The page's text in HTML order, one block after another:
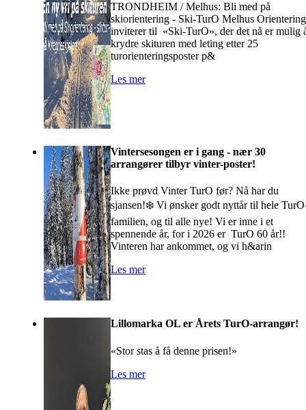
TRONDHEIM / Melhus: Bli med på
skiorientering - Ski-TurO Melhus Orientering
inviterer til «Ski-TurO», der det nå er mulig
krydre skituren med leting etter 25
turorienteringsposter p&
Les mer
Vintersesongen er i gang - nær 30
arrangører tilbyr vinter-poster!
Ikke prøvd Vinter TurO før? Nå har du
sjansen!❄️ Vi ønsker godt nyttår til hele
familien, og til alle nye! Vi er inne i et
spennende år, for i 2026 er TurO 60 år!!
Vinteren har ankommet, og vi h&arin
Les mer
Lillomarka OL er Årets TurO-arrangør!
«Stor stas å få denne prisen!»
Les mer